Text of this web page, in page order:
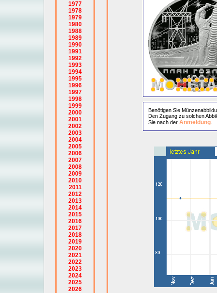
1977
1978
1979
1980
1988
1989
1990
1991
1992
1993
1994
1995
1996
1997
1998
1999
2000
2001
2002
2003
2004
2005
2006
2007
2008
2009
2010
2011
2012
2013
2014
2015
2016
2017
2018
2019
2020
2021
2022
2023
2024
2025
2026
Benötigen Sie
Den Zugang zu solchen
Sie nach der Anmeldung.